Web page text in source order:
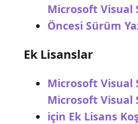
Microsoft Visual
Öncesi Sürüm
Ek Lisanslar
Microsoft Visual
Microsoft Visual
için Ek Lisans